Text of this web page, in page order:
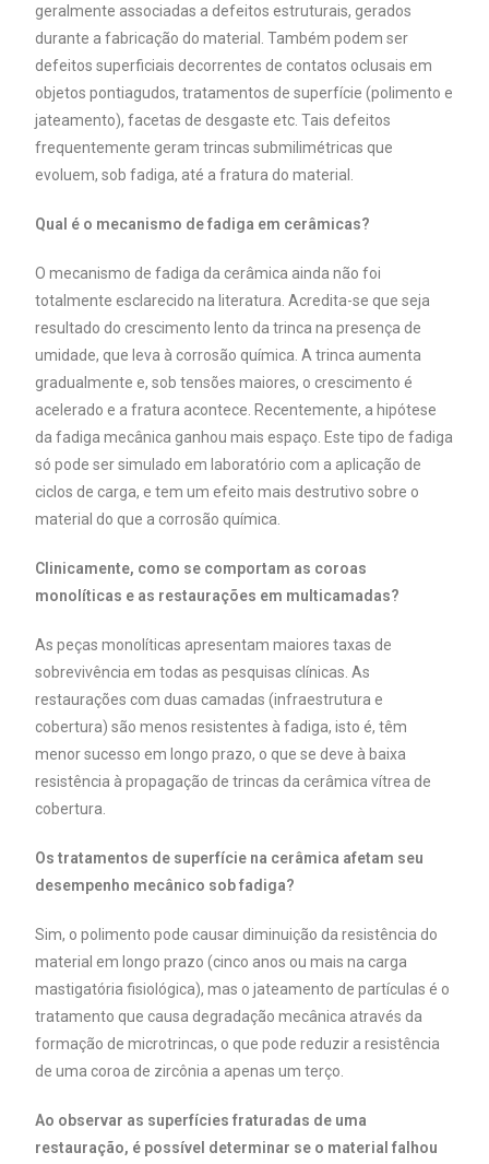
geralmente associadas a defeitos estruturais, gerados
durante a fabricação do material. Também podem ser
defeitos superficiais decorrentes de contatos oclusais em
objetos pontiagudos, tratamentos de superfície (polimento e
jateamento), facetas de desgaste etc. Tais defeitos
frequentemente geram trincas submilimétricas que
evoluem, sob fadiga, até a fratura do material.
Qual é o mecanismo de fadiga em cerâmicas?
O mecanismo de fadiga da cerâmica ainda não foi
totalmente esclarecido na literatura. Acredita-se que seja
resultado do crescimento lento da trinca na presença de
umidade, que leva à corrosão química. A trinca aumenta
gradualmente e, sob tensões maiores, o crescimento é
acelerado e a fratura acontece. Recentemente, a hipótese
da fadiga mecânica ganhou mais espaço. Este tipo de fadiga
só pode ser simulado em laboratório com a aplicação de
ciclos de carga, e tem um efeito mais destrutivo sobre o
material do que a corrosão química.
Clinicamente, como se comportam as coroas
monolíticas e as restaurações em multicamadas?
As peças monolíticas apresentam maiores taxas de
sobrevivência em todas as pesquisas clínicas. As
restaurações com duas camadas (infraestrutura e
cobertura) são menos resistentes à fadiga, isto é, têm
menor sucesso em longo prazo, o que se deve à baixa
resistência à propagação de trincas da cerâmica vítrea de
cobertura.
Os tratamentos de superfície na cerâmica afetam seu
desempenho mecânico sob fadiga?
Sim, o polimento pode causar diminuição da resistência do
material em longo prazo (cinco anos ou mais na carga
mastigatória fisiológica), mas o jateamento de partículas é o
tratamento que causa degradação mecânica através da
formação de microtrincas, o que pode reduzir a resistência
de uma coroa de zircônia a apenas um terço.
Ao observar as superfícies fraturadas de uma
restauração, é possível determinar se o material falhou